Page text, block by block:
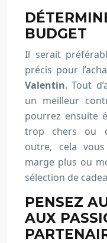
BUDGET
Il serait
précis pour
Valentin. Tout
un meilleur
pourrez ensuite
trop chers ou
outre, cela
marge plus ou
sélection de
PENSEZ
AUX